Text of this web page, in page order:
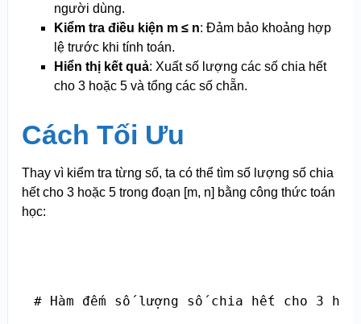
người dùng.
Kiểm tra điều kiện m ≤ n: Đảm bảo khoảng hợp
lệ trước khi tính toán.
Hiển thị kết quả: Xuất số lượng các số chia hết
cho 3 hoặc 5 và tổng các số chẵn.
Cách Tối Ưu
Thay vì kiểm tra từng số, ta có thể tìm số lượng số chia
hết cho 3 hoặc 5 trong đoạn [m, n] bằng công thức toán
học:
# Hàm đếm số lượng số chia hết cho 3